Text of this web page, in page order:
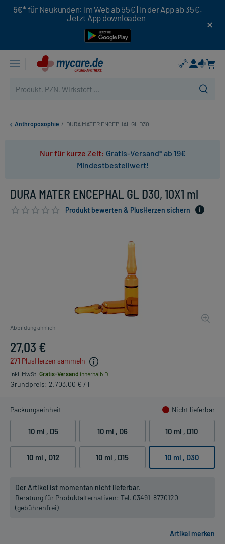
5€* für Neukunden: Im Web ab 55€ | In der App ab 35€.
Jetzt App downloaden
Anthroposophie / DURA MATER ENCEPHAL GL D30
Nur für kurze Zeit: Gratis-Versand* ab 19€
Mindestbestellwert!
DURA MATER ENCEPHAL GL D30, 10X1 ml
Produkt bewerten & PlusHerzen sichern
Abbildung ähnlich
27,03 €
271 PlusHerzen sammeln
inkl. MwSt. Gratis-Versand innerhalb D.
Grundpreis: 2.703,00 € / l
Packungseinheit Nicht lieferbar
10 ml , D5 10 ml , D6 10 ml , D10
10 ml , D12 10 ml , D15 10 ml , D30
Der Artikel ist momentan nicht lieferbar.
Beratung für Produktalternativen: Tel. 03491-8770120
(gebührenfrei)